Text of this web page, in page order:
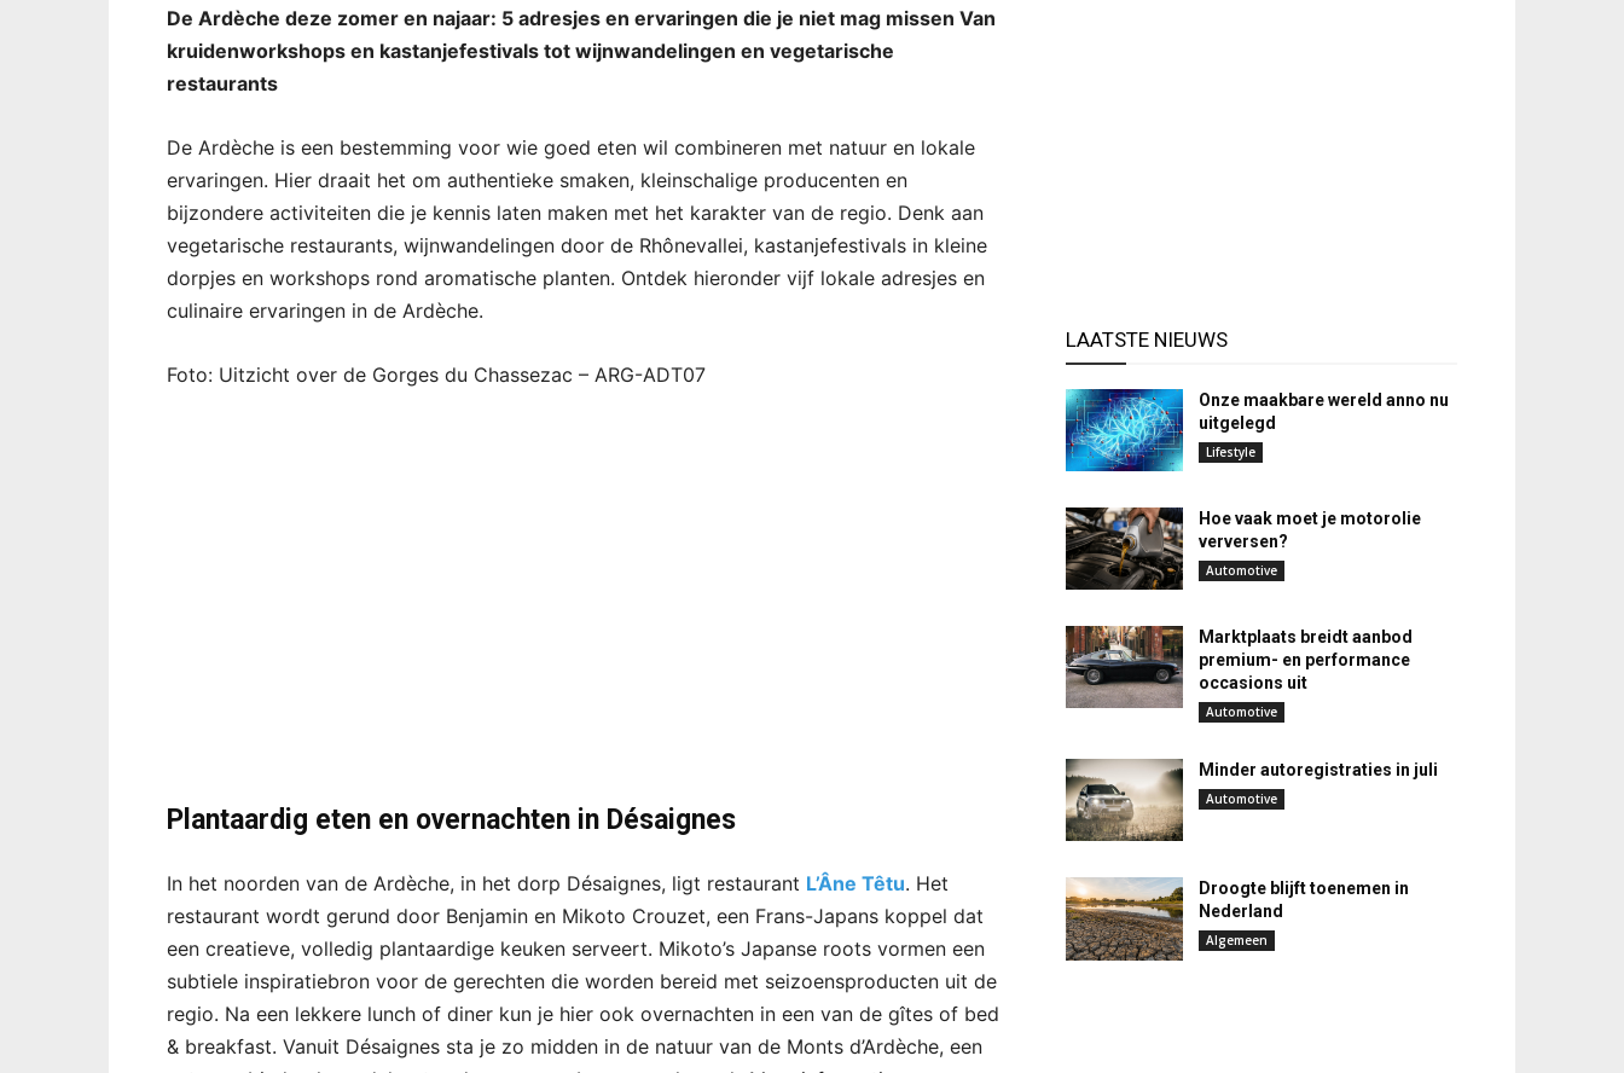
De Ardèche deze zomer en najaar: 5 adresjes en ervaringen die je niet mag missen Van
kruidenworkshops en kastanjefestivals tot wijnwandelingen en vegetarische
restaurants
De Ardèche is een bestemming voor wie goed eten wil combineren met natuur en lokale
ervaringen. Hier draait het om authentieke smaken, kleinschalige producenten en
bijzondere activiteiten die je kennis laten maken met het karakter van de regio. Denk aan
vegetarische restaurants, wijnwandelingen door de Rhônevallei, kastanjefestivals in kleine
dorpjes en workshops rond aromatische planten. Ontdek hieronder vijf lokale adresjes en
culinaire ervaringen in de Ardèche.
Foto: Uitzicht over de Gorges du Chassezac – ARG-ADT07
Plantaardig eten en overnachten in Désaignes
In het noorden van de Ardèche, in het dorp Désaignes, ligt restaurant L’Âne Têtu. Het
restaurant wordt gerund door Benjamin en Mikoto Crouzet, een Frans-Japans koppel dat
een creatieve, volledig plantaardige keuken serveert. Mikoto’s Japanse roots vormen een
subtiele inspiratiebron voor de gerechten die worden bereid met seizoensproducten uit de
regio. Na een lekkere lunch of diner kun je hier ook overnachten in een van de gîtes of bed
& breakfast. Vanuit Désaignes sta je zo midden in de natuur van de Monts d’Ardèche, een
LAATSTE NIEUWS
Onze maakbare wereld anno nu
uitgelegd
Lifestyle
Hoe vaak moet je motorolie
verversen?
Automotive
Marktplaats breidt aanbod
premium- en performance
occasions uit
Automotive
Minder autoregistraties in juli
Automotive
Droogte blijft toenemen in
Nederland
Algemeen